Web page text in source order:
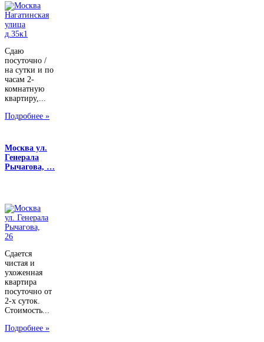
Сдаю
посуточно /
на сутки и по
часам 2-
комнатную
квартиру,...
Подробнее »
Москва ул.
Генерала
Рычагова, …
Сдается
чистая и
ухоженная
квартира
посуточно от
2-х суток.
Стоимость...
Подробнее »